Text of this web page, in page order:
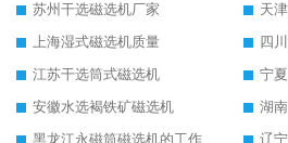
苏州干选磁选机厂家
天
上海湿式磁选机质量
四
江苏干选筒式磁选机
宁
安徽水选褐铁矿磁选机
湖